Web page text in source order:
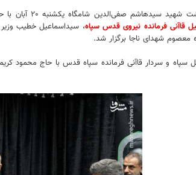
به گزارش
قاآنی فرمانده نیروی قدس سپاه، سیداسماعیل خطیب وزیر
معصوم شهدای ناجا برگزار شد.
سپاه و سردار قاآنی فرمانده سپاه قدس با حاج